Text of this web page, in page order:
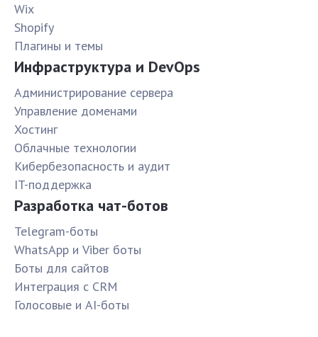
Wix
Shopify
Плагины и темы
Инфраструктура и DevOps
Администрирование сервера
Управление доменами
Хостинг
Облачные технологии
Кибербезопасность и аудит
IT-поддержка
Разработка чат-ботов
Telegram-боты
WhatsApp и Viber боты
Боты для сайтов
Интеграция с CRM
Голосовые и AI-боты